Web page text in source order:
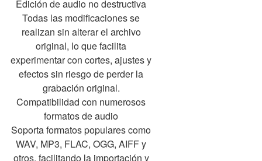
Edición de audio no destructiva
Todas las modificaciones se
realizan sin alterar el archivo
original, lo que facilita
experimentar con cortes, ajustes y
efectos sin riesgo de perder la
grabación original.
Compatibilidad con numerosos
formatos de audio
Soporta formatos populares como
WAV, MP3, FLAC, OGG, AIFF y
otros, facilitando la importación y